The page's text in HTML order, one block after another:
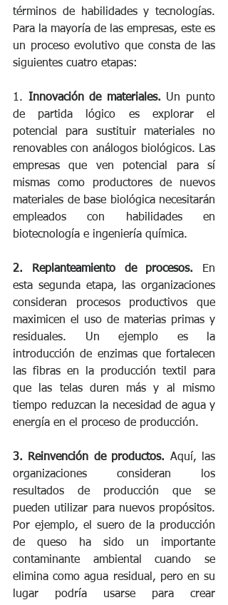
términos de habilidades y tecnologías.
Para la mayoría de las empresas, este es
un proceso evolutivo que consta de las
siguientes cuatro etapas:
1. Innovación de materiales. Un punto
de partida lógico es explorar el
potencial para sustituir materiales no
renovables con análogos biológicos. Las
empresas que ven potencial para sí
mismas como productores de nuevos
materiales de base biológica necesitarán
empleados con habilidades en
biotecnología e ingeniería química.
2. Replanteamiento de procesos. En
esta segunda etapa, las organizaciones
consideran procesos productivos que
maximicen el uso de materias primas y
residuales. Un ejemplo es la
introducción de enzimas que fortalecen
las fibras en la producción textil para
que las telas duren más y al mismo
tiempo reduzcan la necesidad de agua y
energía en el proceso de producción.
3. Reinvención de productos. Aquí, las
organizaciones consideran los
resultados de producción que se
pueden utilizar para nuevos propósitos.
Por ejemplo, el suero de la producción
de queso ha sido un importante
contaminante ambiental cuando se
elimina como agua residual, pero en su
lugar podría usarse para crear